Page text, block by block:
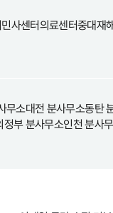
민사센터의료센터중대재
무소대전 분사무소동탄
정부 분사무소인천 분사